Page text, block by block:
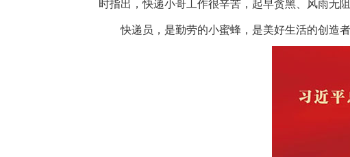
时指出，快递小哥工作很辛苦，起早贪黑、风雨无
快递员，是勤劳的小蜜蜂，是美好生活的创造